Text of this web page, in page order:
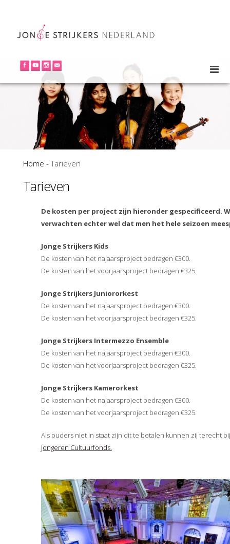
Home -Tarieven
Tarieven
De kosten per project zijn hieronder gespecificeerd.
verwachten echter wel dat men het hele seizoen
Jonge Strijkers Kids
De kosten van het najaarsproject bedragen €300.
De kosten van het voorjaarsproject bedragen €325.
Jonge Strijkers Juniororkest
De kosten van het najaarsproject bedragen €300.
De kosten van het voorjaarsproject bedragen €325.
Jonge Strijkers Intermezzo Ensemble
De kosten van het najaarsproject bedragen €300.
De kosten van het voorjaarsproject bedragen €325.
Jonge Strijkers Kamerorkest
De kosten van het najaarsproject bedragen €300.
De kosten van het voorjaarsproject bedragen €325.
Als ouders niet in staat zijn dit te betalen kunnen zij terecht
Jongeren Cultuurfonds.